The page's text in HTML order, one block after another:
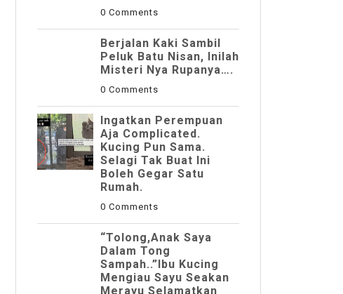
0 Comments
Berjalan Kaki Sambil
Peluk Batu Nisan, Inilah
Misteri Nya Rupanya….
0 Comments
Ingatkan Perempuan
Aja Complicated.
Kucing Pun Sama.
Selagi Tak Buat Ini
Boleh Gegar Satu
Rumah.
0 Comments
“Tolong,Anak Saya
Dalam Tong
Sampah..”Ibu Kucing
Mengiau Sayu Seakan
Merayu Selamatkan